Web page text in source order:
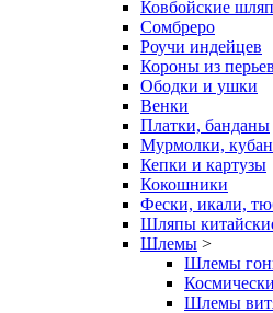
Ковбойские
Сомбреро
Роучи индейцев
Короны из перьев
Ободки и ушки
Венки
Платки, банданы
Мурмолки,
Кепки и картузы
Кокошники
Фески, икали,
Шляпы
Шлемы >
Шлемы
Шлемы